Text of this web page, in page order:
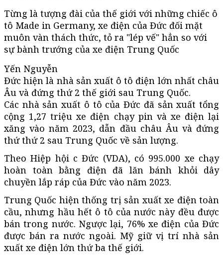
Từng là tượng đài của thế giới với những chiếc ô
tô Made in Germany, xe điện của Đức đối mặt
muôn vàn thách thức, tỏ ra "lép vế" hẳn so với
sự bành trướng của xe điện Trung Quốc
Yến Nguyễn
Đức hiện là nhà sản xuất ô tô điện lớn nhất châu
Âu và đứng thứ 2 thế giới sau Trung Quốc.
Các nhà sản xuất ô tô của Đức đã sản xuất tổng
cộng 1,27 triệu xe điện chạy pin và xe điện lại
xăng vào năm 2023, dẫn đầu châu Âu và đứng
thứ thứ 2 sau Trung Quốc về sản lượng.
Theo Hiệp hội c Đức (VDA), có 995.000 xe chạy
hoàn toàn bằng điện đã lăn bánh khỏi dây
chuyền lắp ráp của Đức vào năm 2023.
Trung Quốc hiện thống trị sản xuất xe điện toàn
cầu, nhưng hầu hết ô tô của nước này đều được
bán trong nước. Ngược lại, 76% xe điện của Đức
được bán ra nước ngoài. Mỹ giữ vị trí nhà sản
xuất xe điện lớn thứ ba thế giới.